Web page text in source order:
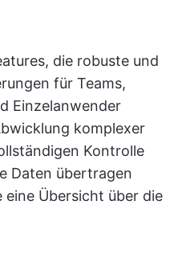
die robuste und
für Teams,
Einzelanwender
komplexer
Kontrolle
Daten übertragen
eine Übersicht über die